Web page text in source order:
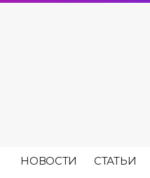
НОВОСТИ СТАТЬИ